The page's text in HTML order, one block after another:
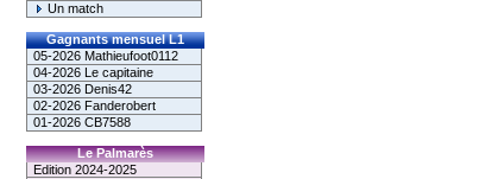
Un match
Gagnants mensuel L1
05-2026 Mathieufoot0112
04-2026 Le capitaine
03-2026 Denis42
02-2026 Fanderobert
01-2026 CB7588
Le Palmarès
Edition 2024-2025